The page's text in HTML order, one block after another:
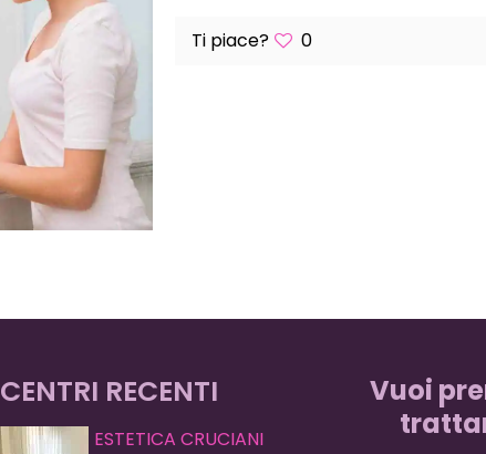
Ti piace? 0
CENTRI RECENTI
ESTETICA CRUCIANI
Vuoi